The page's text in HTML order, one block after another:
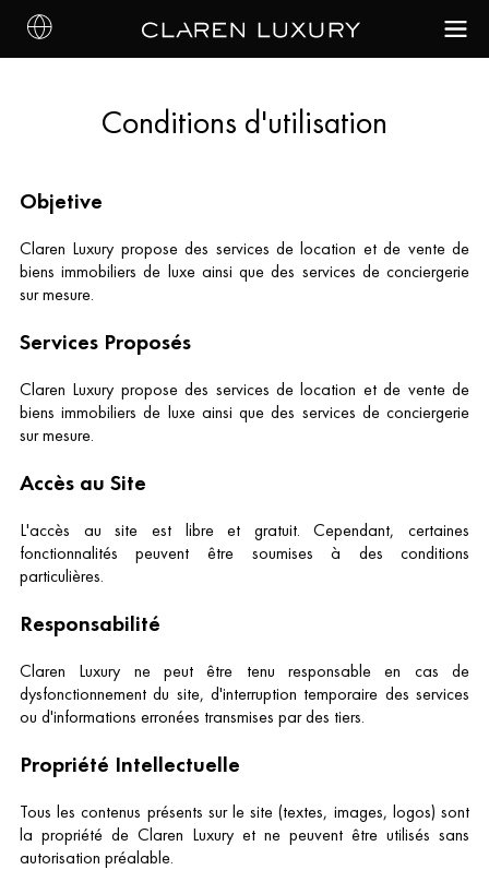
Conditions d'utilisation
Objetive
Claren Luxury propose des services de location et de vente de
biens immobiliers de luxe ainsi que des services de conciergerie
sur mesure.
Services Proposés
Claren Luxury propose des services de location et de vente de
biens immobiliers de luxe ainsi que des services de conciergerie
sur mesure.
Accès au Site
L'accès au site est libre et gratuit. Cependant, certaines
fonctionnalités peuvent être soumises à des conditions
particulières.
Responsabilité
Claren Luxury ne peut être tenu responsable en cas de
dysfonctionnement du site, d'interruption temporaire des services
ou d'informations erronées transmises par des tiers.
Propriété Intellectuelle
Tous les contenus présents sur le site (textes, images, logos) sont
la propriété de Claren Luxury et ne peuvent être utilisés sans
autorisation préalable.